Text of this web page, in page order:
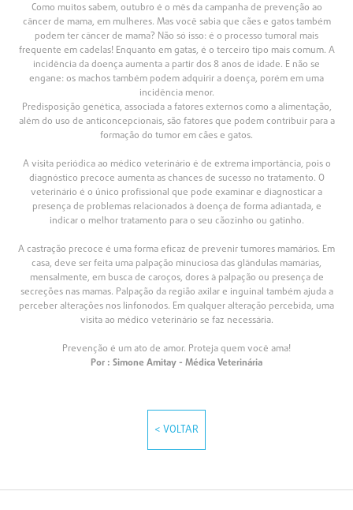
Como muitos sabem, outubro é o mês da campanha de prevenção ao
câncer de mama, em mulheres. Mas você sabia que cães e gatos também
podem ter câncer de mama? Não só isso: é o processo tumoral mais
frequente em cadelas! Enquanto em gatas, é o terceiro tipo mais comum. A
incidência da doença aumenta a partir dos 8 anos de idade. E não se
engane: os machos também podem adquirir a doença, porém em uma
incidência menor.
Predisposição genética, associada a fatores externos como a alimentação,
além do uso de anticoncepcionais, são fatores que podem contribuir para a
formação do tumor em cães e gatos.
A visita periódica ao médico veterinário é de extrema importância, pois o
diagnóstico precoce aumenta as chances de sucesso no tratamento. O
veterinário é o único profissional que pode examinar e diagnosticar a
presença de problemas relacionados à doença de forma adiantada, e
indicar o melhor tratamento para o seu cãozinho ou gatinho.
A castração precoce é uma forma eficaz de prevenir tumores mamários. Em
casa, deve ser feita uma palpação minuciosa das glândulas mamárias,
mensalmente, em busca de caroços, dores à palpação ou presença de
secreções nas mamas. Palpação da região axilar e inguinal também ajuda a
perceber alterações nos linfonodos. Em qualquer alteração percebida, uma
visita ao médico veterinário se faz necessária.
Prevenção é um ato de amor. Proteja quem você ama!
Por : Simone Amitay - Médica Veterinária
< VOLTAR